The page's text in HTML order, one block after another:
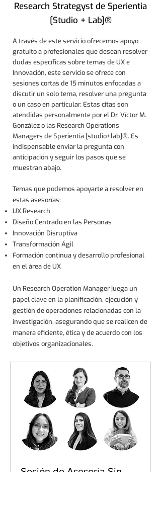
Research Strategyst de Sperientia
[Studio + Lab]®
A través de este servicio ofrecemos apoyo
gratuito a profesionales que desean resolver
dudas específicas sobre temas de UX e
Innovación, este servicio se ofrece con
sesiones cortas de 15 minutos enfocadas a
discutir un solo tema, resolver una pregunta
o un caso en particular. Estas citas son
atendidas personalmente por el Dr. Víctor M.
González o las Research Operations
Managers de Sperientia [studio+lab]®. Es
indispensable enviar la pregunta con
anticipación y seguir los pasos que se
muestran abajo.
Temas que podemos apoyarte a resolver en
estas asesorías:
UX Research
Diseño Centrado en las Personas
Innovación Disruptiva
Transformación Ágil
Formación continua y desarrollo profesional
en el área de UX
Un Research Operation Manager juega un
papel clave en la planificación, ejecución y
gestión de operaciones relacionadas con la
investigación, asegurando que se realicen de
manera eficiente, ética y de acuerdo con los
objetivos organizacionales.
Sesión de Asesoría Sin